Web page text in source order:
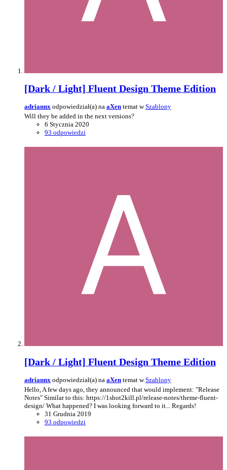
[Dark / Light] Fluent Design Theme Edition
adriannx odpowiedział(a) na aXen temat wSzablony
Will they be added in the next versions?
6 Stycznia 2020
93 odpowiedzi
[Dark / Light] Fluent Design Theme Edition
adriannx odpowiedział(a) na aXen temat wSzablony
Hello, A few days ago, they announced that would implement: "Release
Notes" Similar to this: https://1shot2kill.pl/release-notes/theme-fluent-
design/ What happened? I was looking forward to it... Regards!
31 Grudnia 2019
93 odpowiedzi